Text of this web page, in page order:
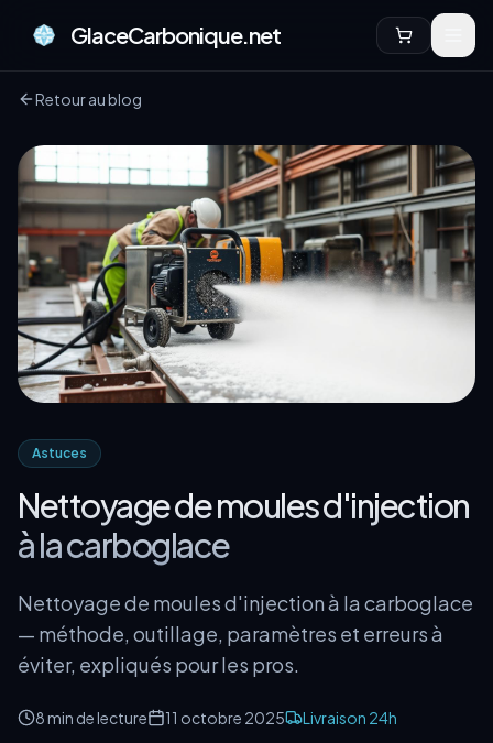
GlaceCarbonique.net
Retour au blog
Astuces
Nettoyage de moules d'injection
à la carboglace
Nettoyage de moules d'injection à la carboglace
— méthode, outillage, paramètres et erreurs à
éviter, expliqués pour les pros.
8 min de lecture 11 octobre 2025 Livraison 24h